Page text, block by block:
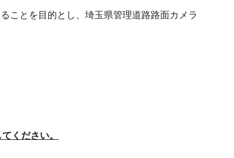
ことを目的とし、埼玉県管理道路路面カメラ
ください。